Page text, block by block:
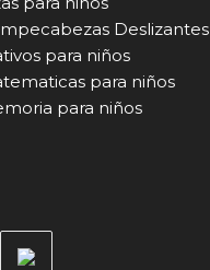
Deslizantes
para niños
para niños
para niños